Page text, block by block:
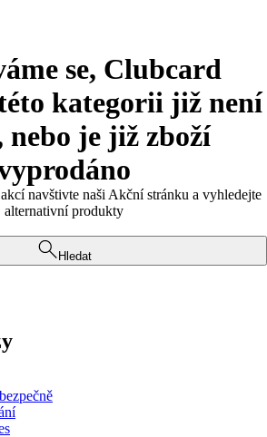
se, Clubcard
kategorii již není
nebo je již zboží
navštivte naši Akční stránku a vyhledejte
alternativní produkty
Hledat